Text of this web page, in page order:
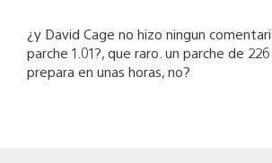
¿y David Cage no hizo ningun
parche 1.01?, que raro. un parche de
prepara en unas horas, no?